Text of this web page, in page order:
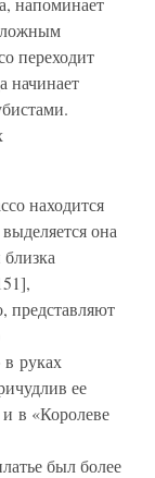
переходит
начинает
находится
она
представляют
руках
ее
в «Королеве
был более